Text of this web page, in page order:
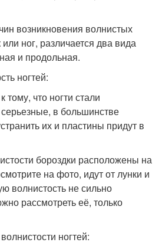
возникновения волнистых
ног, различается два вида
и продольная.
ногтей:
что ногти стали
в большинстве
их и пластины придут в
бороздки расположены на
на фото, идут от лунки и
волнистость не сильно
рассмотреть её, только
ногтей: